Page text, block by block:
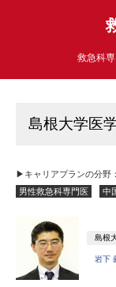
救急科
島根大学医
▶キャリアプランの分野：
男性救急科専門医
中
島根
岩下